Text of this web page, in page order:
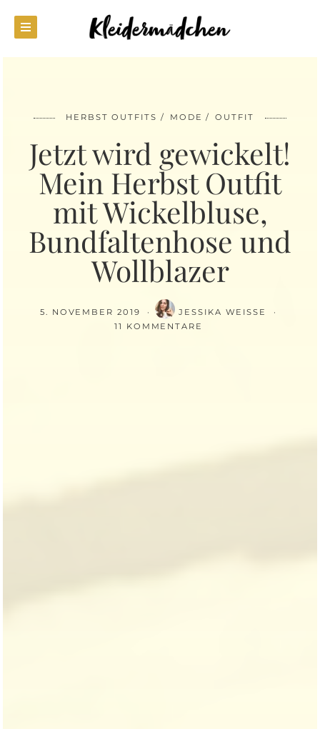
HERBST OUTFITS MODE OUTFIT
Jetzt wird gewickelt!
Mein Herbst Outfit
mit Wickelbluse,
Bundfaltenhose und
Wollblazer
5. NOVEMBER 2019
JESSIKA WEISSE
11 KOMMENTARE